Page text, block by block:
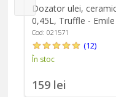
Dozator ulei,
0,45L, Truffle - Emile
Henry
Cod: 021571
(12)
În stoc
159 lei